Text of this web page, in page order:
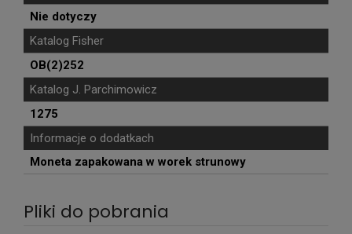
Nie dotyczy
Katalog Fisher
OB(2)252
Katalog J. Parchimowicz
1275
Informacje o dodatkach
Moneta zapakowana w worek strunowy
Pliki do pobrania